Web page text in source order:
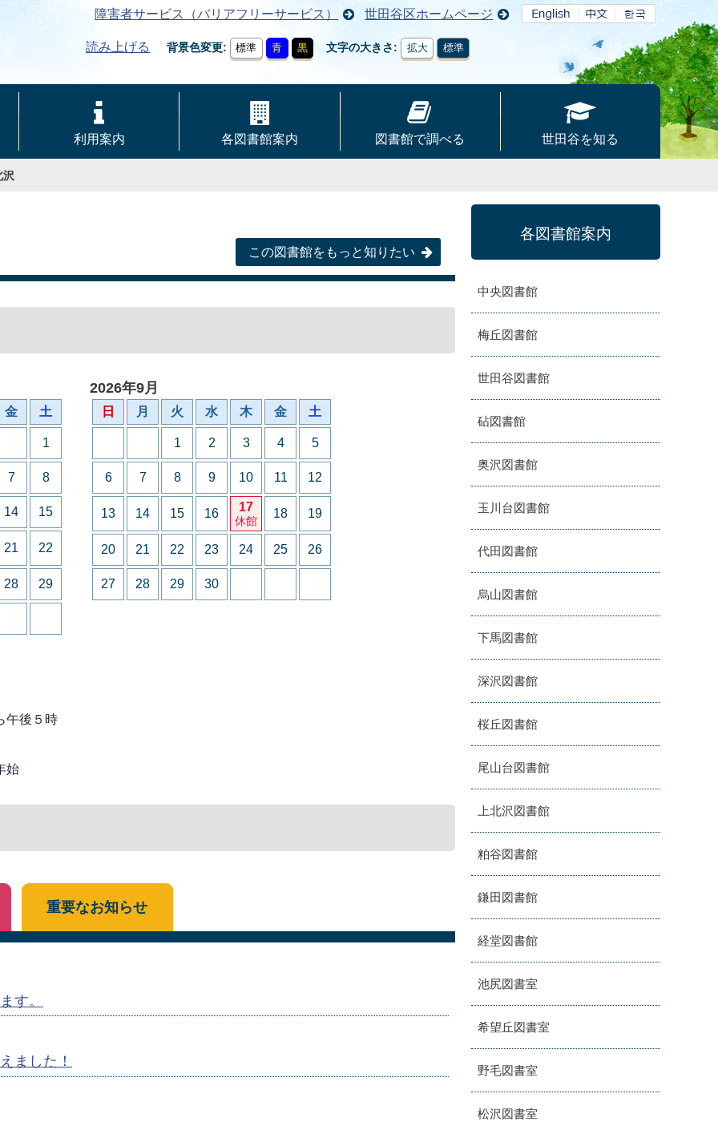
障害者サービス（バリアフリーサービス） 世田谷区ホームページ
読み上げる 背景色変更 標準 青 黒 文字の大きさ 拡大 標準
利用案内 各図書館案内 図書館で調べる 世田谷を知る
沢
この図書館をもっと知りたい
金 土
1
7 8
14 15
21 22
28 29
2026年9月
日 月 火 水 木 金 土
1 2 3 4 5
6 7 8 9 10 11 12
13 14 15 16 17
休館
18 19
20 21 22 23 24 25 26
27 28 29 30
午後５時
始
す。
ました！
重要なお知らせ
各図書館案内
中央図書館
梅丘図書館
世田谷図書館
砧図書館
奥沢図書館
玉川台図書館
代田図書館
烏山図書館
下馬図書館
深沢図書館
桜丘図書館
尾山台図書館
上北沢図書館
粕谷図書館
鎌田図書館
経堂図書館
池尻図書室
希望丘図書室
野毛図書室
松沢図書室